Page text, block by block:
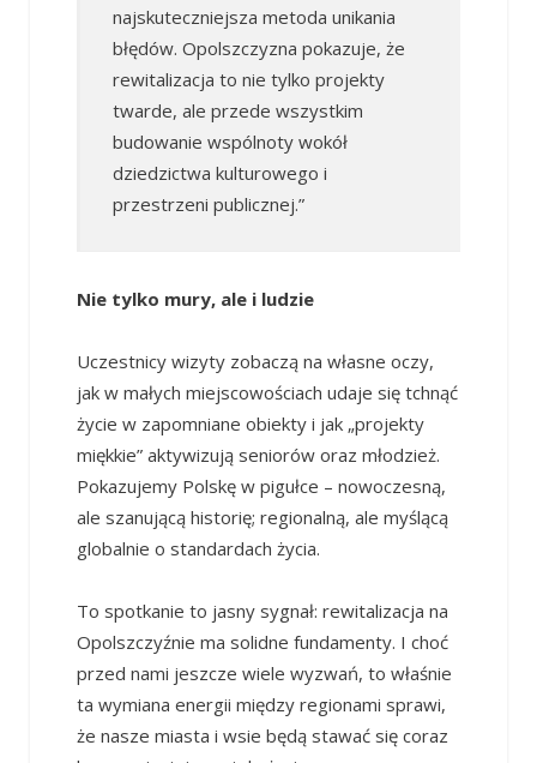
najskuteczniejsza metoda unikania
błędów. Opolszczyzna pokazuje, że
rewitalizacja to nie tylko projekty
twarde, ale przede wszystkim
budowanie wspólnoty wokół
dziedzictwa kulturowego i
przestrzeni publicznej.”
Nie tylko mury, ale i ludzie
Uczestnicy wizyty zobaczą na własne oczy,
jak w małych miejscowościach udaje się tchnąć
życie w zapomniane obiekty i jak „projekty
miękkie” aktywizują seniorów oraz młodzież.
Pokazujemy Polskę w pigułce – nowoczesną,
ale szanującą historię; regionalną, ale myślącą
globalnie o standardach życia.
To spotkanie to jasny sygnał: rewitalizacja na
Opolszczyźnie ma solidne fundamenty. I choć
przed nami jeszcze wiele wyzwań, to właśnie
ta wymiana energii między regionami sprawi,
że nasze miasta i wsie będą stawać się coraz